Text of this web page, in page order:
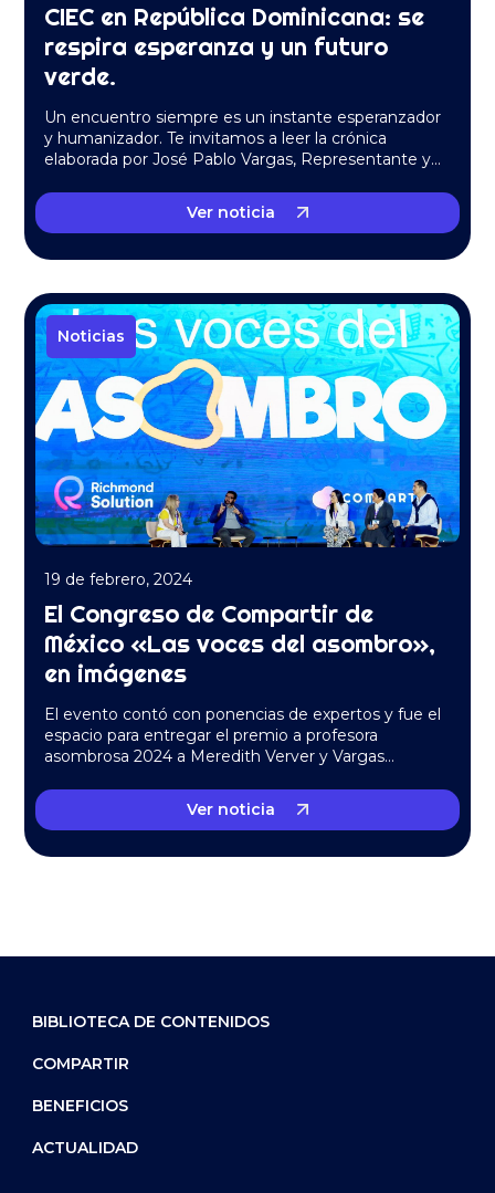
CIEC en República Dominicana: se
respira esperanza y un futuro
verde.
Un encuentro siempre es un instante esperanzador
y humanizador. Te invitamos a leer la crónica
elaborada por José Pablo Vargas, Representante y
Ver noticia
Noticias
19 de febrero, 2024
El Congreso de Compartir de
México «Las voces del asombro»,
en imágenes
El evento contó con ponencias de expertos y fue el
espacio para entregar el premio a profesora
asombrosa 2024 a Meredith Verver y Vargas…
Ver noticia
BIBLIOTECA DE CONTENIDOS
COMPARTIR
BENEFICIOS
ACTUALIDAD